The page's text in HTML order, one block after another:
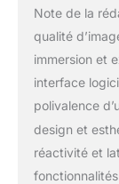
Note de la
qualité
immersion et
interface
polivalence
design et
réactivité et